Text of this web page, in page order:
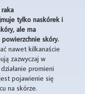
tylko naskórek i
ale ma
powierzchnie skóry.
nawet kilkanaście
zazwyczaj w
promieni
pojawienie się
na skórze.